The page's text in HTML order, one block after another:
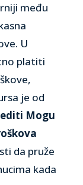
među
U
platiti
je od
Mogu
da pruže
kada